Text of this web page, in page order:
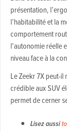
présentation,
l’habitabilité et la
comportement
l’autonomie réelle
niveau face à la
Le Zeekr 7X peut-
crédible aux SUV
permet de cerner
Lisez aussi